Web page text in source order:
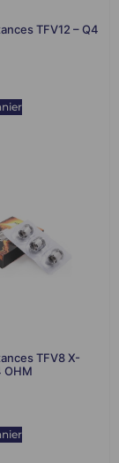
TFV12 – Q4
TFV8 X-
OHM